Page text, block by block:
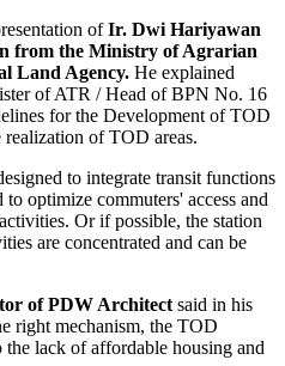
ofIr. Dwi Hariyawan
from the Ministry of Agrarian
Land Agency. He explained
of ATR / Head of BPN No. 16
for the Development of TOD
realization of TOD areas.
to integrate transit functions
optimize commuters' access and
Or if possible, the station
are concentrated and can be
of PDW Architect said in his
right mechanism, the TOD
the lack of affordable housing and